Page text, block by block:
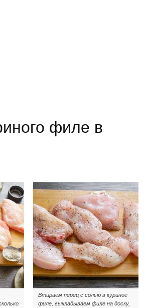
филе в
Втираем перец с солью в куриное
филе, выкладываем филе на доску,